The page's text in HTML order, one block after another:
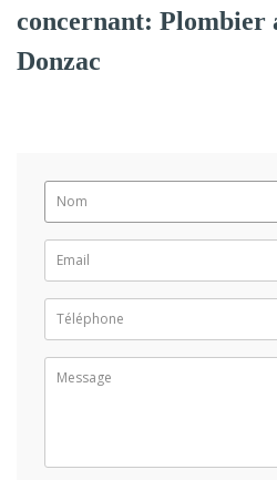
concernant: Plombier
Donzac